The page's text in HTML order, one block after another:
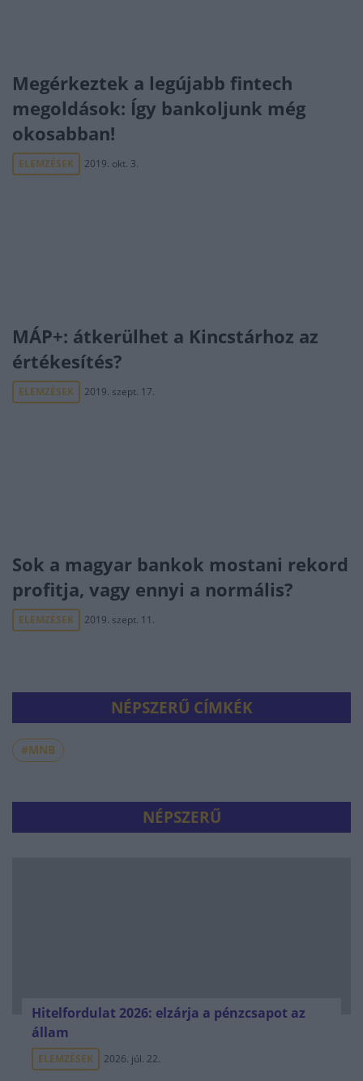
Megérkeztek a legújabb fintech
megoldások: Így bankoljunk még
okosabban!
ELEMZÉSEK 2019. okt. 3.
MÁP+: átkerülhet a Kincstárhoz az
értékesítés?
ELEMZÉSEK 2019. szept. 17.
Sok a magyar bankok mostani rekord
profitja, vagy ennyi a normális?
ELEMZÉSEK 2019. szept. 11.
NÉPSZERŰ CÍMKÉK
#MNB
NÉPSZERŰ
Hitelfordulat 2026: elzárja a pénzcsapot az
állam
ELEMZÉSEK 2026. júl. 22.